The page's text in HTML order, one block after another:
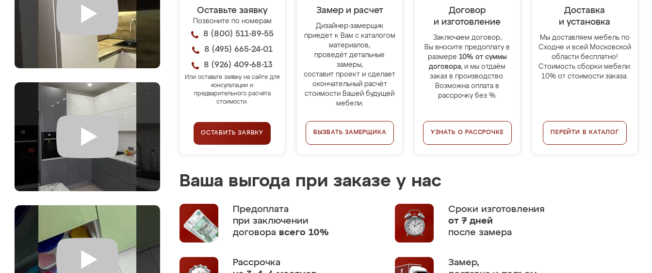
Оставьте заявку
Позвоните по номерам
8 (800) 511-89-55
8 (495) 665-24-01
8 (926) 409-68-13
Или оставьте заявку на сайте для
консультации и
предварительного расчёта
стоимости.
ОСТАВИТЬ ЗАЯВКУ
Замер и расчет
Дизайнер-замерщик
приедет к Вам с каталогом
материалов,
проведёт детальные
замеры,
составит проект и сделает
окончательный расчёт
стоимости Вашей будущей
мебели.
ВЫЗВАТЬ ЗАМЕРЩИКА
Договор
и изготовление
Заключаем договор,
Вы вносите предоплату в
размере 10% от суммы
договора, и мы отдаём
заказ в производство.
Возможна оплата в
рассрочку без %.
УЗНАТЬ О РАССРОЧКЕ
Доставка
и установка
Мы доставляем мебель по
Сходне и всей Московской
области бесплатно!
Стоимость сборки мебели:
10% от стоимости заказа.
ПЕРЕЙТИ В КАТАЛОГ
Ваша выгода при заказе у нас
Предоплата
при заключении
договора всего 10%
Сроки изготовления
от 7 дней
после замера
Рассрочка
Замер,